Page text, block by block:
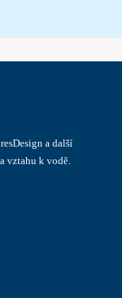
a další
vztahu k vodě.